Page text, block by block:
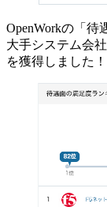
OpenWorkの「待
大手システム会
を獲得しました！